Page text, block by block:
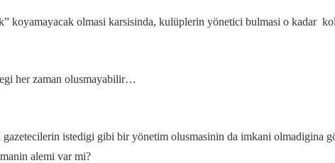
koyamayacak olmasi karsisinda, kulüplerin yönetici bulmasi o kadar
her zaman olusmayabilir…
istedigi gibi bir yönetim olusmasinin da imkani olmadigina
alemi var mi?